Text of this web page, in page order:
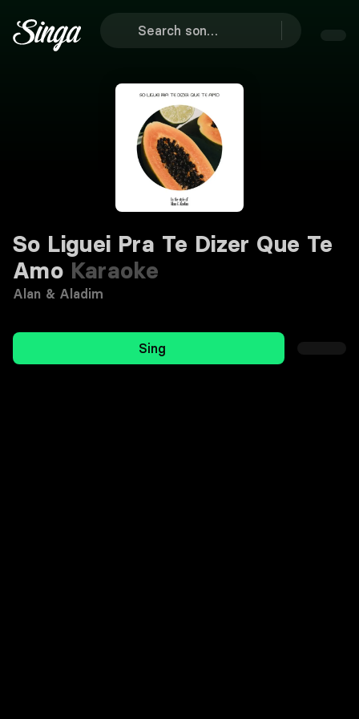
So Liguei Pra Te Dizer Que Te
Amo Karaoke
Alan & Aladim
Sing